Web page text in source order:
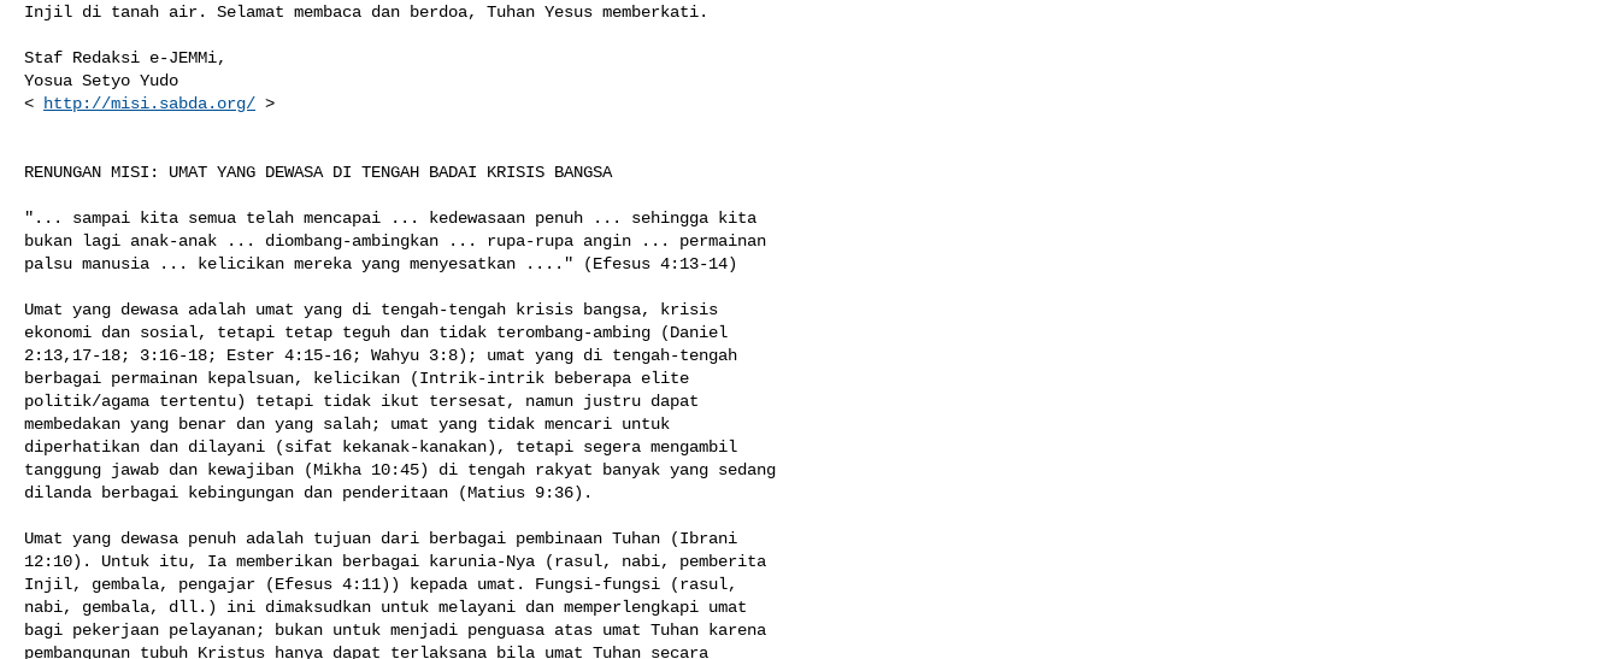
Injil di tanah air. Selamat membaca dan berdoa, Tuhan Yesus memberkati.
Staf Redaksi e-JEMMi,
Yosua Setyo Yudo
<
http://misi.sabda.org/ >
RENUNGAN MISI: UMAT YANG DEWASA DI TENGAH BADAI KRISIS BANGSA
"... sampai kita semua telah mencapai ... kedewasaan penuh ... sehingga kita
bukan lagi anak-anak ... diombang-ambingkan ... rupa-rupa angin ... permainan
palsu manusia ... kelicikan mereka yang menyesatkan ...." (Efesus 4:13-14)
Umat yang dewasa adalah umat yang di tengah-tengah krisis bangsa, krisis
ekonomi dan sosial, tetapi tetap teguh dan tidak terombang-ambing (Daniel
2:13,17-18; 3:16-18; Ester 4:15-16; Wahyu 3:8); umat yang di tengah-tengah
berbagai permainan kepalsuan, kelicikan (Intrik-intrik beberapa elite
politik/agama tertentu) tetapi tidak ikut tersesat, namun justru dapat
membedakan yang benar dan yang salah; umat yang tidak mencari untuk
diperhatikan dan dilayani (sifat kekanak-kanakan), tetapi segera mengambil
tanggung jawab dan kewajiban (Mikha 10:45) di tengah rakyat banyak yang sedang
dilanda berbagai kebingungan dan penderitaan (Matius 9:36).
Umat yang dewasa penuh adalah tujuan dari berbagai pembinaan Tuhan (Ibrani
12:10). Untuk itu, Ia memberikan berbagai karunia-Nya (rasul, nabi, pemberita
Injil, gembala, pengajar (Efesus 4:11)) kepada umat. Fungsi-fungsi (rasul,
nabi, gembala, dll.) ini dimaksudkan untuk melayani dan memperlengkapi umat
bagi pekerjaan pelayanan; bukan untuk menjadi penguasa atas umat Tuhan karena
pembangunan tubuh Kristus hanya dapat terlaksana bila umat Tuhan secara